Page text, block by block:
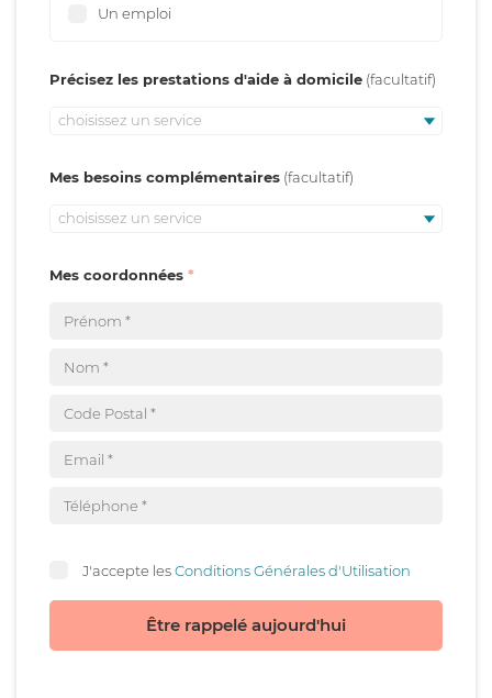
Un emploi
Précisez les prestations d'aide à domicile
choisissez un service
Mes besoins complémentaires
choisissez un service
Mes coordonnées
J'accepte lesConditions Générales d'Utilisation
Être rappelé aujourd'hui